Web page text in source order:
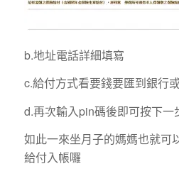
b.地址電話詳細填寫
c.給付方式看要錢要匯到銀行
d.再次輸入pin碼後即可按下一
如此一來坐月子的媽媽也就可
給付入帳囉